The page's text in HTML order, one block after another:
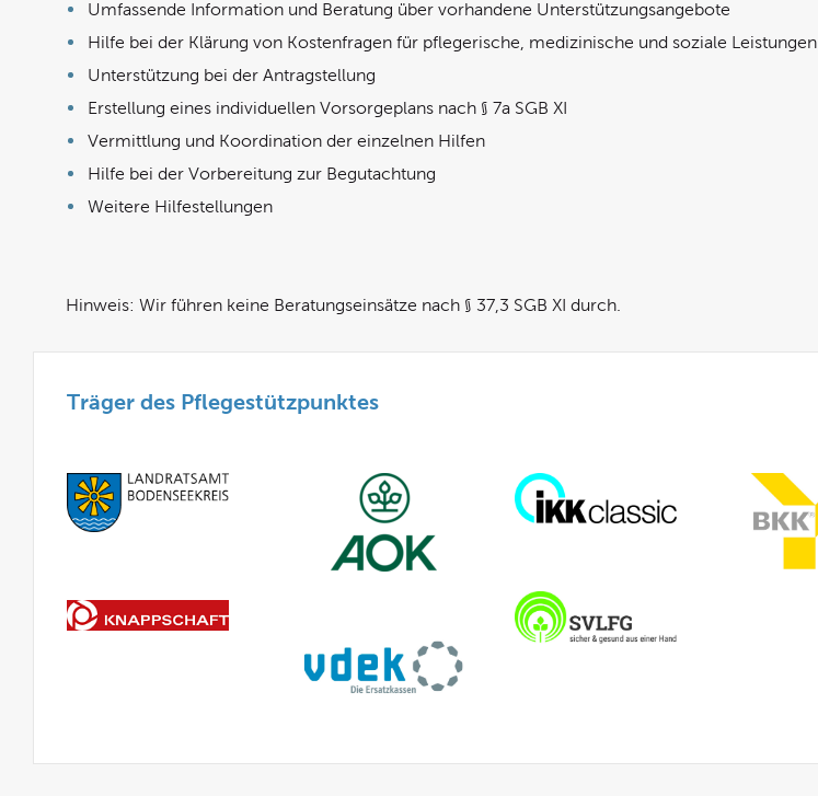
Umfassende Information und Beratung über vorhandene Unterstützungsangebote
Hilfe bei der Klärung von Kostenfragen für pflegerische, medizinische und soziale Leistungen
Unterstützung bei der Antragstellung
Erstellung eines individuellen Vorsorgeplans nach § 7a SGB XI
Vermittlung und Koordination der einzelnen Hilfen
Hilfe bei der Vorbereitung zur Begutachtung
Weitere Hilfestellungen
Hinweis: Wir führen keine Beratungseinsätze nach § 37,3 SGB XI durch.
Träger des Pflegestützpunktes